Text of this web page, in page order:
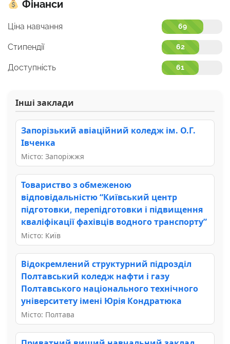
Фінанси
Ціна навчання 69
Стипендії 62
Доступність 61
Інші заклади
Запорізький авіаційний коледж ім. О.Г.
Івченка
Місто: Запоріжжя
Товариство з обмеженою
відповідальністю “Київський центр
підготовки, перепідготовки і підвищення
кваліфікації фахівців водного транспорту”
Місто: Київ
Відокремлений структурний підрозділ
Полтавський коледж нафти і газу
Полтавського національного технічного
університету імені Юрія Кондратюка
Місто: Полтава